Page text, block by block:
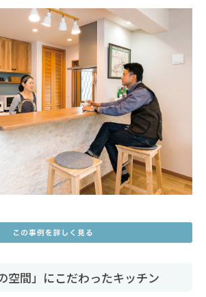
空間」にこだわったキッチン